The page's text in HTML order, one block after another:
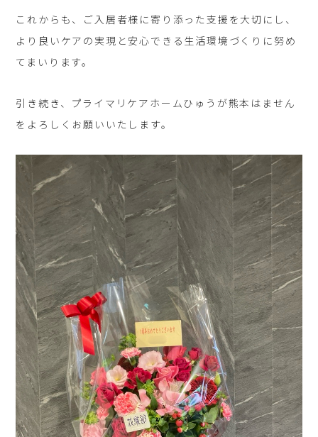
これからも、ご入居者様に寄り添った支援を大切にし、
より良いケアの実現と安心できる生活環境づくりに努め
てまいります。
引き続き、プライマリケアホームひゅうが熊本はません
をよろしくお願いいたします。